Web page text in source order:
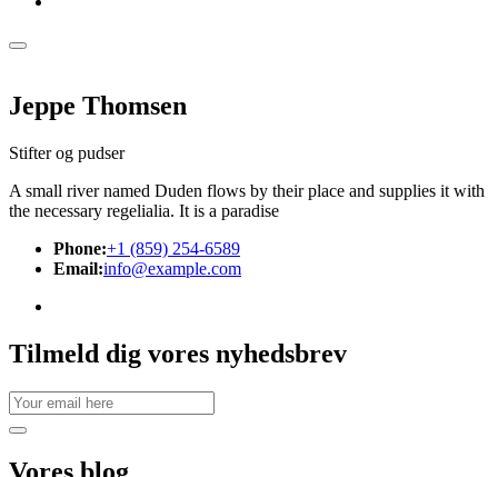
Jeppe Thomsen
Stifter og pudser
A small river named Duden flows by their place and supplies it with
the necessary regelialia. It is a paradise
Phone:+1 (859) 254-6589
Email:info@example.com
Tilmeld dig vores nyhedsbrev